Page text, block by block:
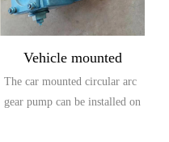
Vehicle mounted
circular arc gear pump
The car mounted circular arc
gear pump can be installed on